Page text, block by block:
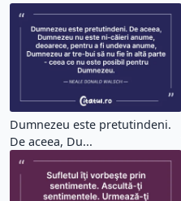
Dumnezeu este pretutindeni.
De aceea, Du...